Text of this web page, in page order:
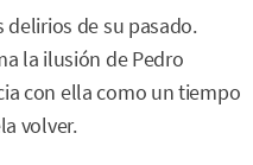
delirios de su pasado.
la ilusión de Pedro
con ella como un tiempo
volver.